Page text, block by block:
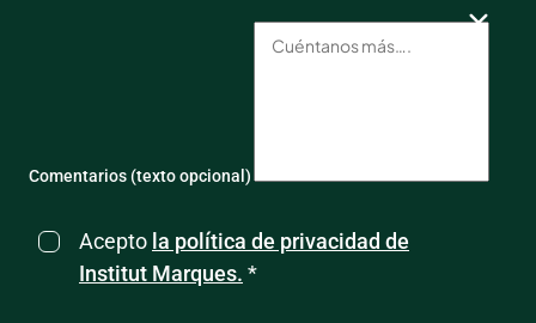
Comentarios (texto opcional)
Acepto la política de privacidad de
Institut Marques. *